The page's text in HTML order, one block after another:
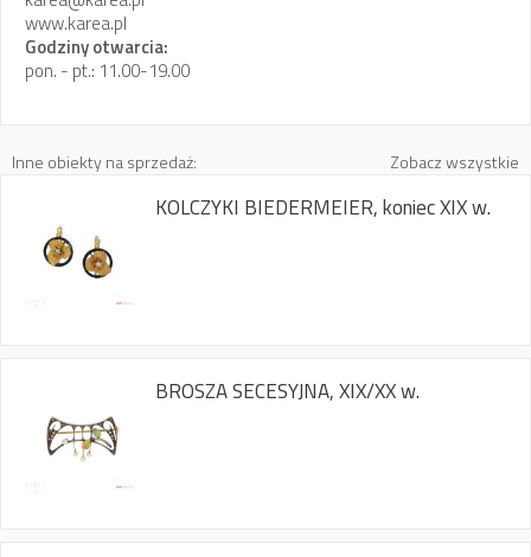
www.karea.pl
Godziny otwarcia:
pon. - pt.: 11.00-19.00
Inne obiekty na sprzedaż: Zobacz wszystkie
KOLCZYKI BIEDERMEIER, koniec XIX w.
BROSZA SECESYJNA, XIX/XX w.